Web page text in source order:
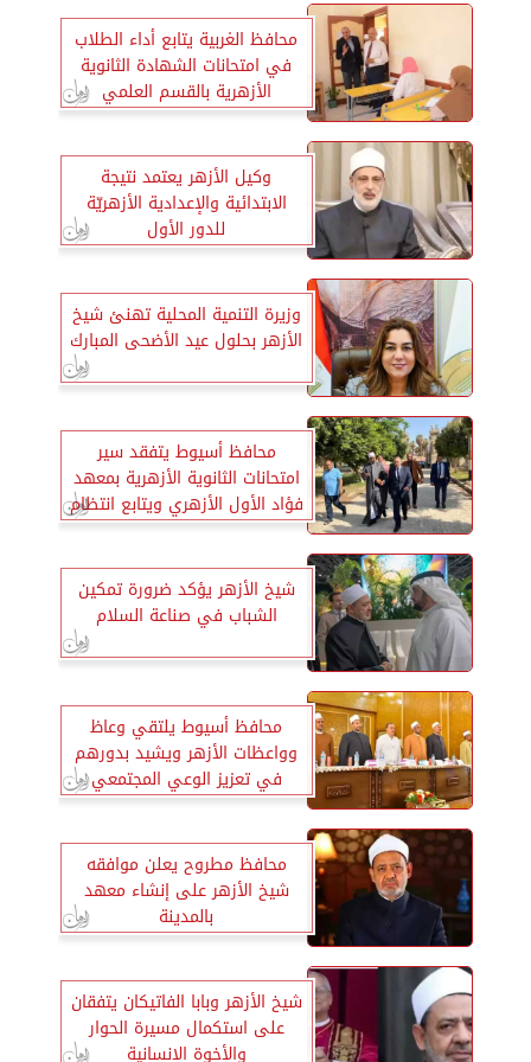
محافظ الغربية يتابع أداء الطلاب
في امتحانات الشهادة الثانوية
الأزهرية بالقسم العلمي
وكيل الأزهر يعتمد نتيجة
الابتدائية والإعدادية الأزهريّة
للدور الأول
وزيرة التنمية المحلية تهنئ شيخ
الأزهر بحلول عيد الأضحى المبارك
محافظ أسيوط يتفقد سير
امتحانات الثانوية الأزهرية بمعهد
فؤاد الأول الأزهري ويتابع انتظام
اللجان
شيخ الأزهر يؤكد ضرورة تمكين
الشباب في صناعة السلام
محافظ أسيوط يلتقي وعاظ
وواعظات الأزهر ويشيد بدورهم
في تعزيز الوعي المجتمعي
محافظ مطروح يعلن موافقه
شيخ الأزهر على إنشاء معهد
بالمدينة
شيخ الأزهر وبابا الفاتيكان يتفقان
على استكمال مسيرة الحوار
والأخوة الإنسانية